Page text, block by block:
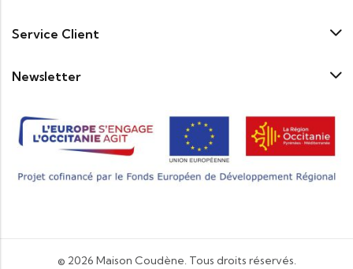
Service Client
Newsletter
© 2026 Maison Coudène. Tous droits réservés.